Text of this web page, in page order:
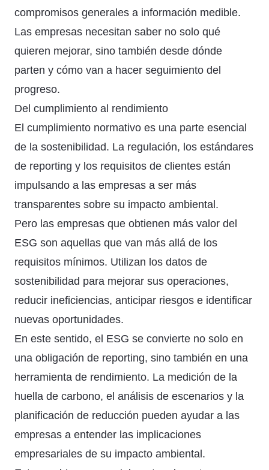
compromisos generales a información medible.
Las empresas necesitan saber no solo qué
quieren mejorar, sino también desde dónde
parten y cómo van a hacer seguimiento del
progreso.
Del cumplimiento al rendimiento
El cumplimiento normativo es una parte esencial
de la sostenibilidad. La regulación, los estándares
de reporting y los requisitos de clientes están
impulsando a las empresas a ser más
transparentes sobre su impacto ambiental.
Pero las empresas que obtienen más valor del
ESG son aquellas que van más allá de los
requisitos mínimos. Utilizan los datos de
sostenibilidad para mejorar sus operaciones,
reducir ineficiencias, anticipar riesgos e identificar
nuevas oportunidades.
En este sentido, el ESG se convierte no solo en
una obligación de reporting, sino también en una
herramienta de rendimiento. La medición de la
huella de carbono, el análisis de escenarios y la
planificación de reducción pueden ayudar a las
empresas a entender las implicaciones
empresariales de su impacto ambiental.